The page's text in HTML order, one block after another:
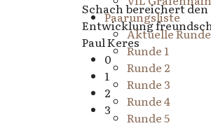
Schach bereichert
Entwicklung
Paul Keres
0
1
2
3
Paarungsliste
Aktuelle Runde
Runde 1
Runde 2
Runde 3
Runde 4
Runde 5